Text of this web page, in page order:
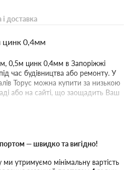
доставка
цинк 0,4мм
0,5м цинк 0,4мм в Запоріжжі
час будівництва або ремонту. У
Торус можна купити за низькою
або на сайті, що заощадить Ваш
будматеріалів не тільки в
Ми пропонуємо купити товари
цього укладаємо договори з
— швидко та вигідно!
утримуємо мінімальну вартість